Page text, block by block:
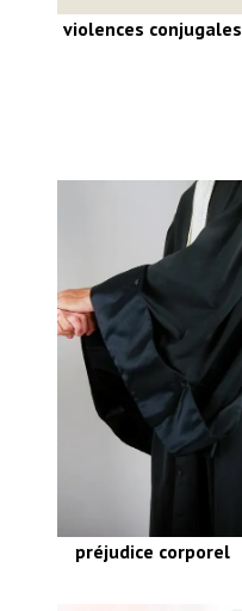
préjudice corporel
assassinat